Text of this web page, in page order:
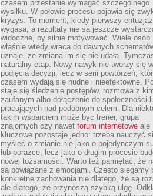
czasem przestanie wymagać szczególnego
wysiłku. W połowie procesu pojawia się
kryzys. To moment, kiedy pierwszy
wygasa, a rezultaty nie są jeszcze
widoczne, by silnie motywować. Wiele osób
właśnie wtedy wraca do dawnych
uznaje, że zmiana im się nie udała.
naturalny etap. Nowy nawyk nie tworzy się
podjęcia decyzji, lecz w serii powtórzeń,
czasem wydają się nudne i nieefektowne.
staje się śledzenie postępów, rozmowa z
zaufanym albo dołączenie do społeczności
pracujących nad podobnym celem. Dla
takim wsparciem może być trener, grupa
znajomych czy nawet forum internetowe ale
kluczowe pozostaje jedno: trzeba nauczyć
myśleć o zmianie nie jako o pojedynczym
lub porażce, lecz jako o długim procesie
nowej tożsamości. Warto też pamiętać, że
są powiązane z emocjami. Często sięgamy
konkretne zachowania nie dlatego, że są
ale dlatego, że przynoszą szybką ulgę.